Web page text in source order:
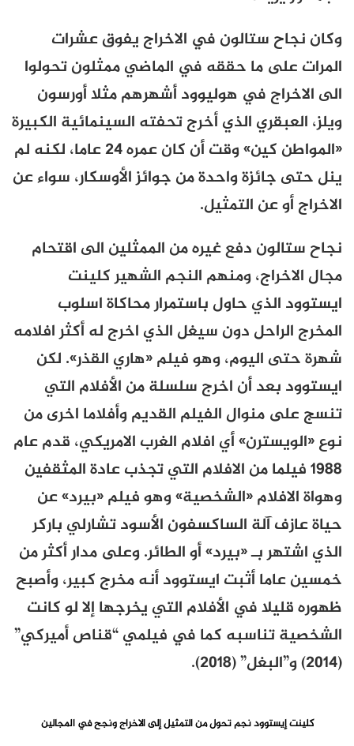
وكان نجاح ستالون في الاخراج يفوق عشرات
المرات على ما حققه في الماضي ممثلون تحولوا
الى الاخراج في هوليوود أشهرهم مثلا أورسون
ويلز، العبقري الذي أخرج تحفته السينمائية الكبيرة
«المواطن كين» وقت أن كان عمره 24 عاما، لكنه لم
ينل حتى جائزة واحدة من جوائز الأوسكار، سواء عن
الاخراج أو عن التمثيل.
نجاح ستالون دفع غيره من الممثلين الى اقتحام
مجال الاخراج، ومنهم النجم الشهير كلينت
ايستوود الذي حاول باستمرار محاكاة اسلوب
المخرج الراحل دون سيغل الذي اخرج له أكثر افلامه
شهرة حتى اليوم، وهو فيلم «هاري القذر». لكن
ايستوود بعد أن اخرج سلسلة من الأفلام التي
تنسج على منوال الفيلم القديم وأفلاما اخرى من
نوع «الويسترن» أي افلام الغرب الامريكي، قدم عام
1988 فيلما من الافلام التي تجذب عادة المثقفين
وهواة الافلام «الشخصية» وهو فيلم «بيرد» عن
حياة عازف آلة الساكسفون الأسود تشارلي باركر
الذي اشتهر بـ «بيرد» أو الطائر. وعلى مدار أكثر من
خمسين عاما أثبت ايستوود أنه مخرج كبير، وأصبح
ظهوره قليلا في الأفلام التي يخرجها إلا لو كانت
الشخصية تناسبه كما في فيلمي “قناص أميركي”
(2014) و”البغل” (2018).
كلينت إيستوود نجم تحول من التمثيل إلى الاخراج ونجح في المجالين